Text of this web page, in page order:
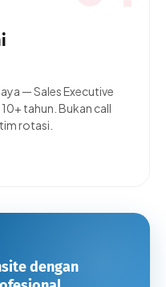
— Sales Executive
tahun. Bukan call
rotasi.
dengan